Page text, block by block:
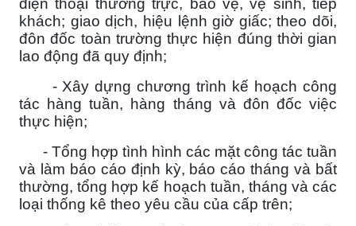
điện thoại thường trực, bảo vệ, vệ sinh, tiếp
khách; giao dịch, hiệu lệnh giờ giấc; theo dõi,
đôn đốc toàn trường thực hiện đúng thời gian
lao động đã quy định;
- Xây dựng chương trình kế hoạch công
tác hàng tuần, hàng tháng và đôn đốc việc
thực hiện;
- Tổng hợp tình hình các mặt công tác tuần
và làm báo cáo định kỳ, báo cáo tháng và bất
thường, tổng hợp kế hoạch tuần, tháng và các
loại thống kê theo yêu cầu của cấp trên;